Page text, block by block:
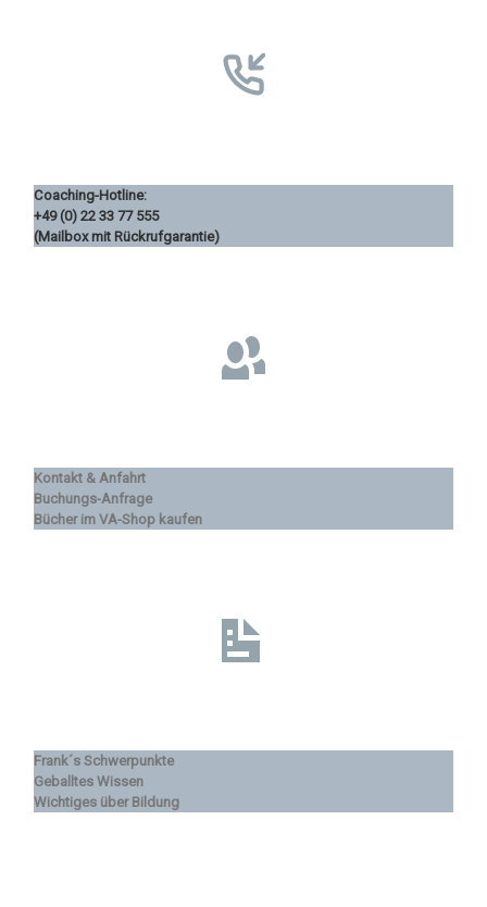
Coaching-Hotline:
+49 (0) 22 33 77 555
(Mailbox mit Rückrufgarantie)
Kontakt & Anfahrt
Buchungs-Anfrage
Bücher im VA-Shop kaufen
Frank´s Schwerpunkte
Geballtes Wissen
Wichtiges über Bildung